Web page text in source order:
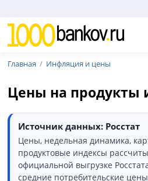
Главная Инфляция и цены
Цены на продукты
Источник данных: Росстат
Цены, недельная динамика,
продуктовые индексы
официальной выгрузке
средние потребительские